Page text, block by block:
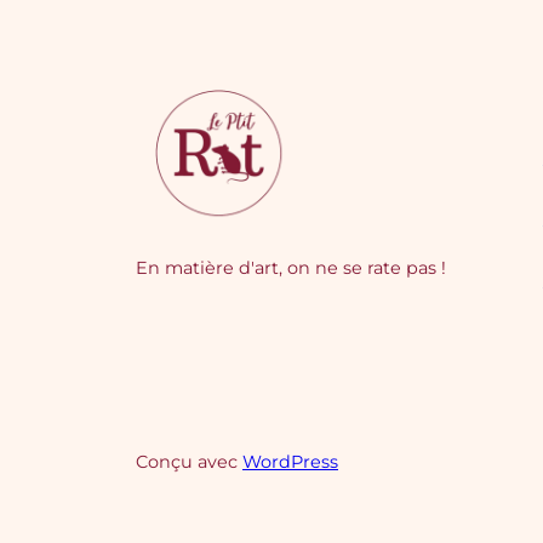
En matière d'art, on ne se rate pas !
Conçu avec WordPress